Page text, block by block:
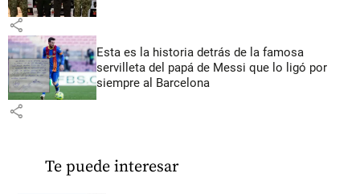
share
Esta es la historia detrás de la famosa
servilleta del papá de Messi que lo ligó por
siempre al Barcelona
share
Te puede interesar